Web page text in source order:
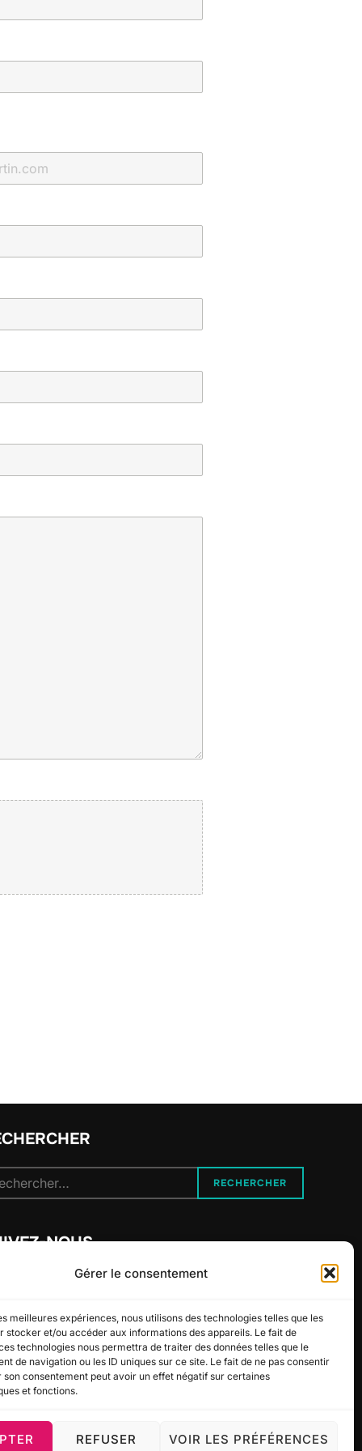
Gérer le consentement
meilleures expériences, nous utilisons des technologies telles que les
stocker et/ou accéder aux informations des appareils. Le fait de
technologies nous permettra de traiter des données telles que le
de navigation ou les ID uniques sur ce site. Le fait de ne pas consentir
son consentement peut avoir un effet négatif sur certaines
et fonctions.
REFUSER VOIR LES PRÉFÉRENCES
:
RECHERCHER
NOUS